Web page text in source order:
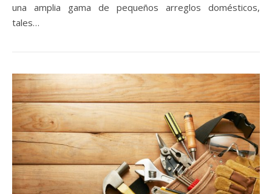
una amplia gama de pequeños arreglos domésticos,
tales…